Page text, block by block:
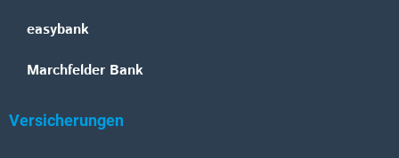
easybank
Marchfelder Bank
Versicherungen